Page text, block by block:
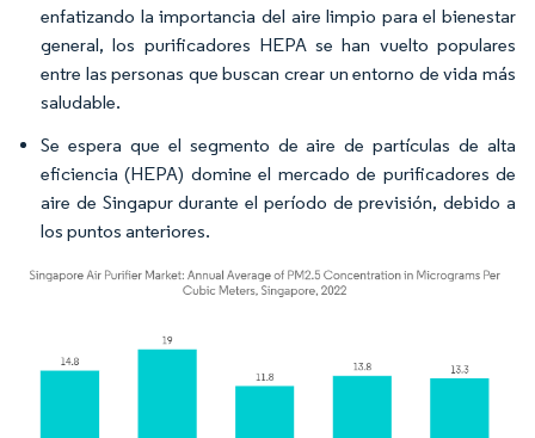
enfatizando la importancia del aire limpio para el bienestar
general, los purificadores HEPA se han vuelto populares
entre las personas que buscan crear un entorno de vida más
saludable.
Se espera que el segmento de aire de partículas de alta
eficiencia (HEPA) domine el mercado de purificadores de
aire de Singapur durante el período de previsión, debido a
los puntos anteriores.